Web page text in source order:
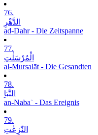
76.
الدَّھْرِ
ad-Dahr - Die Zeitspanne
77.
الْمُرْسَلٰتِ
al-Mursalāt - Die Gesandten
78.
النَّبَاِ
an-Nabaʾ - Das Ereignis
79.
النّٰزِعٰتِ